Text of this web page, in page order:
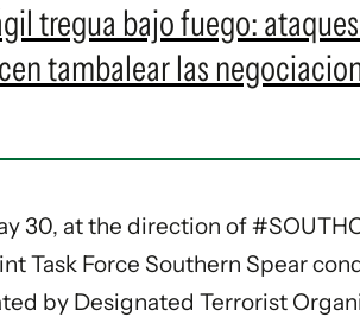
tregua bajo fuego:
tambalear las
30, at the direction of
Task Force Southern Spear
by Designated Terrorist